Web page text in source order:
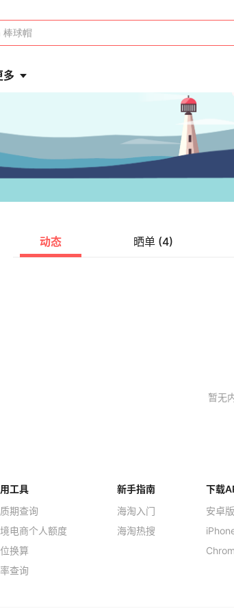
多
动态 晒单 (4)
工具
期查询
电商个人额度
换算
查询
新手指南
海淘入门
海淘热搜
下载
安卓版